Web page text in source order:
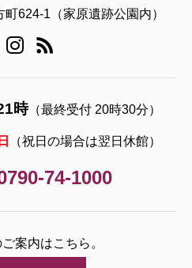
624-1（家原遺跡公園内）
時（最終受付 20時30分）
（祝日の場合は翌日休館）
74-1000
案内はこちら。